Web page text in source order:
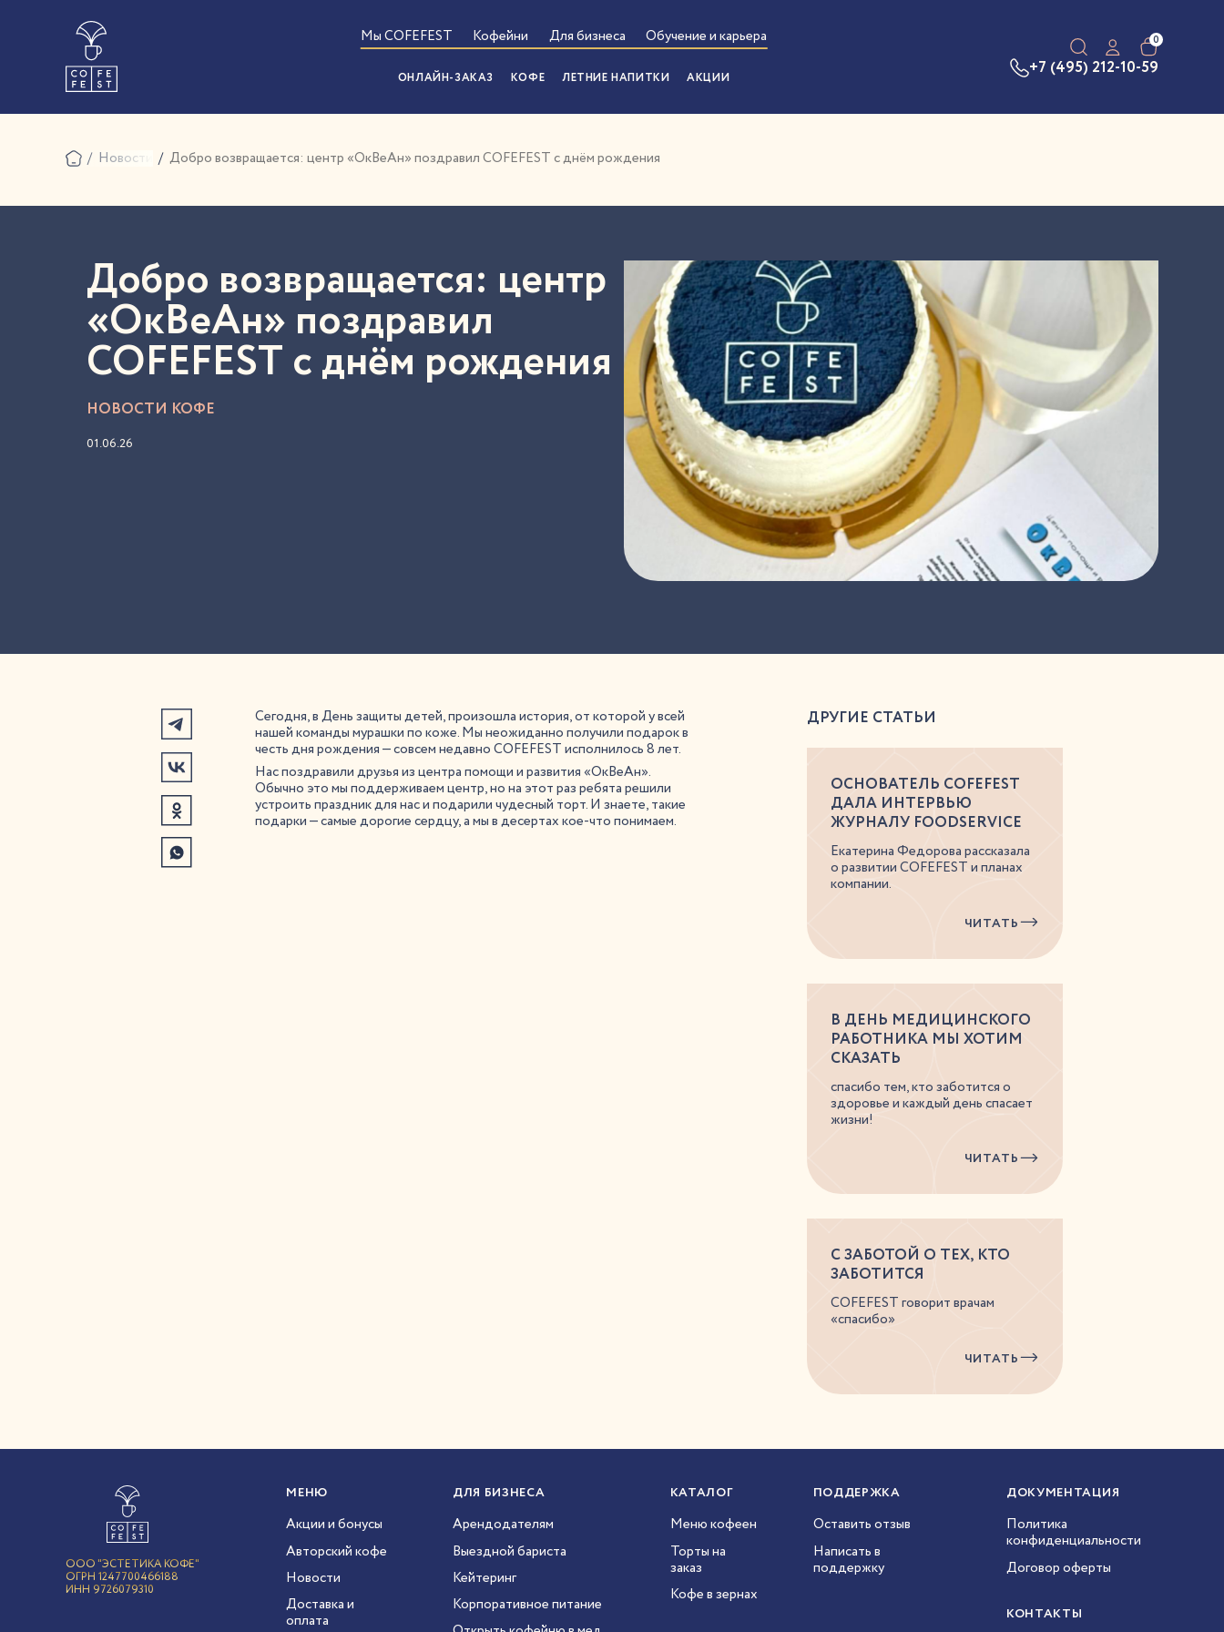
Мы COFEFEST Кофейни Для бизнеса Обучение и карьера
ОНЛАЙН-ЗАКАЗ КОФЕ ЛЕТНИЕ НАПИТКИ АКЦИИ
0
+7 (495) 212-10-59
Новости Добро возвращается: центр «ОкВеАн» поздравил COFEFEST с днём рождения
Добро возвращается: центр
«ОкВеАн» поздравил
COFEFEST с днём рождения
НОВОСТИ КОФЕ
01.06.26
Сегодня, в День защиты детей, произошла история, от которой у всей
нашей команды мурашки по коже. Мы неожиданно получили подарок в
честь дня рождения — совсем недавно COFEFEST исполнилось 8 лет.
Нас поздравили друзья из центра помощи и развития «ОкВеАн».
Обычно это мы поддерживаем центр, но на этот раз ребята решили
устроить праздник для нас и подарили чудесный торт. И знаете, такие
подарки — самые дорогие сердцу, а мы в десертах кое-что понимаем.
ДРУГИЕ СТАТЬИ
ОСНОВАТЕЛЬ COFEFEST
ДАЛА ИНТЕРВЬЮ
ЖУРНАЛУ FOODSERVICE
Екатерина Федорова рассказала
о развитии COFEFEST и планах
компании.
ЧИТАТЬ
В ДЕНЬ МЕДИЦИНСКОГО
РАБОТНИКА МЫ ХОТИМ
СКАЗАТЬ
спасибо тем, кто заботится о
здоровье и каждый день спасает
жизни!
ЧИТАТЬ
С ЗАБОТОЙ О ТЕХ, КТО
ЗАБОТИТСЯ
COFEFEST говорит врачам
«спасибо»
ЧИТАТЬ
ООО "ЭСТЕТИКА КОФЕ"
ОГРН 1247700466188
ИНН 9726079310
МЕНЮ
Акции и бонусы
Авторский кофе
Новости
Доставка и
оплата
ДЛЯ БИЗНЕСА
Арендодателям
Выездной бариста
Кейтеринг
Корпоративное питание
КАТАЛОГ
Меню кофеен
Торты на
заказ
Кофе в зернах
ПОДДЕРЖКА
Оставить отзыв
Написать в
поддержку
ДОКУМЕНТАЦИЯ
Политика
конфиденциальности
Договор оферты
КОНТАКТЫ